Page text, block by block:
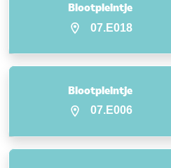
Blootpleintje
07.E018
Blootpleintje
07.E006